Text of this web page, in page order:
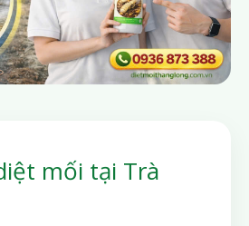
mối tại Trà